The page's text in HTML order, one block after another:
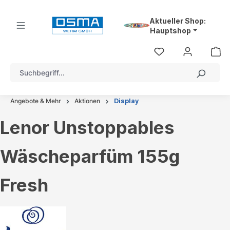
Aktueller Shop:
Hauptshop
Angebote & Mehr Aktionen Display
Lenor Unstoppables
Wäscheparfüm 155g
Fresh